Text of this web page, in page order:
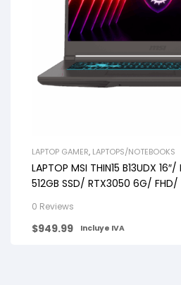
LAPTOP GAMER, LAPTOPS/NOTEBOOKS
LAPTOP MSI THIN15 B13UDX 16″/ I5-13420H/ 8GB/
512GB SSD/ RTX3050 6G/ FHD/
0 Reviews
$949.99 Incluye IVA